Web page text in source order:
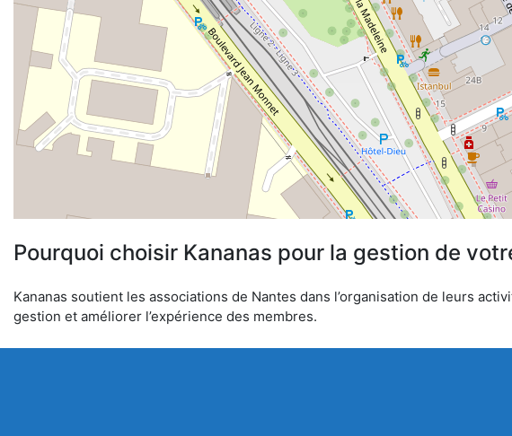
Pourquoi choisir Kananas pour la gestion de
Kananas soutient les associations de Nantes dans l’organisation de leurs
gestion et améliorer l’expérience des membres.